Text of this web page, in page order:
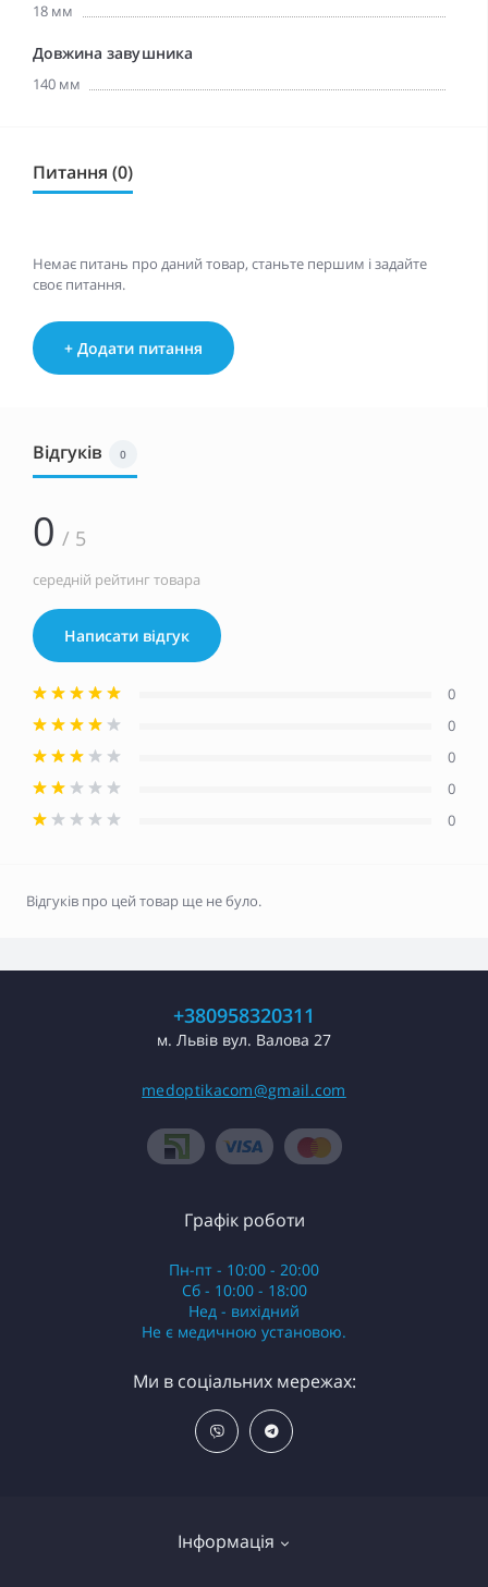
18 мм
Довжина завушника
140 мм
Питання (0)
Немає питань про даний товар, станьте першим і задайте
своє питання.
+ Додати питання
Відгуків 0
0 / 5
середній рейтинг товара
Написати відгук
0
0
0
0
0
Відгуків про цей товар ще не було.
+380958320311
м. Львів вул. Валова 27
medoptikacom@gmail.com
Інформація
Графік роботи
Пн-пт - 10:00 - 20:00
Сб - 10:00 - 18:00
Нед - вихідний
Не є медичною установою.
Ми в соціальних мережах: